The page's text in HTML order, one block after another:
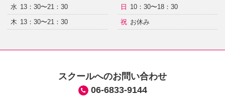
水 13：30〜21：30
木 13：30〜21：30
日
10：30〜18：30
祝 お休み
スクールへのお問い合わせ
06-6833-9144